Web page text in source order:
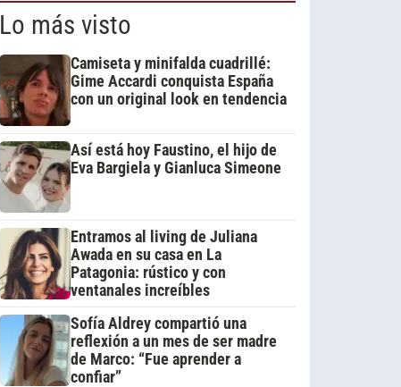
Lo más visto
Camiseta y minifalda cuadrillé:
Gime Accardi conquista España
con un original look en tendencia
Así está hoy Faustino, el hijo de
Eva Bargiela y Gianluca Simeone
Entramos al living de Juliana
Awada en su casa en La
Patagonia: rústico y con
ventanales increíbles
Sofía Aldrey compartió una
reflexión a un mes de ser madre
de Marco: “Fue aprender a
confiar”